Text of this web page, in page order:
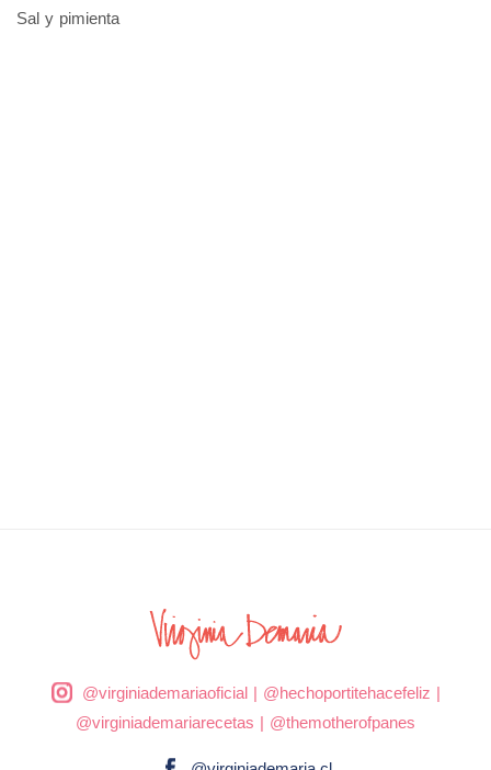
Sal y pimienta
@virginiademariaoficial| @hechoportitehacefeliz |
@virginiademariarecetas | @themotherofpanes